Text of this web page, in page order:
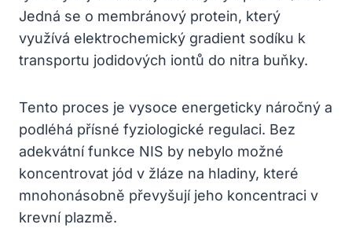
Jedná se o membránový protein, který
využívá elektrochemický gradient sodíku k
transportu jodidových iontů do nitra buňky.
Tento proces je vysoce energeticky náročný a
podléhá přísné fyziologické regulaci. Bez
adekvátní funkce NIS by nebylo možné
koncentrovat jód v žláze na hladiny, které
mnohonásobně převyšují jeho koncentraci v
krevní plazmě.